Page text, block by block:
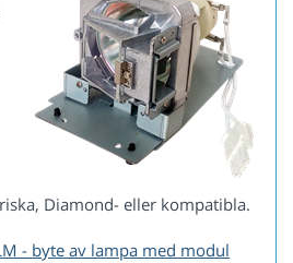
Diamond- eller kompatibla.
- byte av lampa med modul